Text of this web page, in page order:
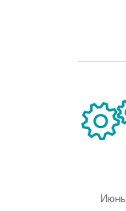
Июнь